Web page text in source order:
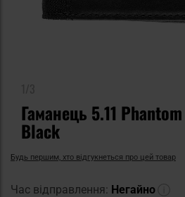
Гаманець 5.11
Black
Будь першим, хто відгукнеться про цей товар
Час відправлення: Негайно